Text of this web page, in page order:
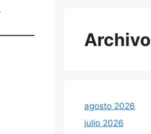
Archivo
agosto 2026
julio 2026